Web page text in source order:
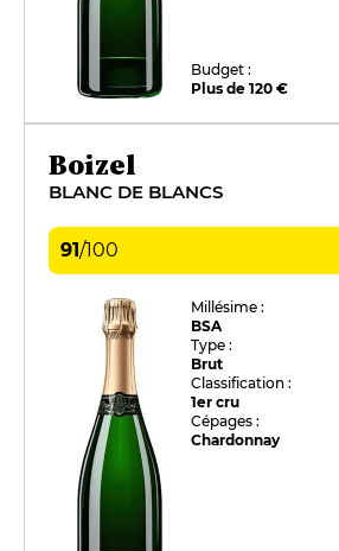
Budget :
Plus de 120 €
Boizel
BLANC DE BLANCS
91/100
Millésime :
BSA
Type :
Brut
Classification :
1er cru
Cépages :
Chardonnay